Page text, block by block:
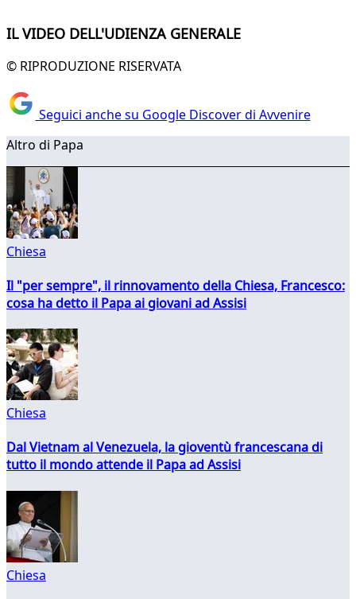
IL VIDEO DELL'UDIENZA GENERALE
© RIPRODUZIONE RISERVATA
Seguici anche su Google Discover di Avvenire
Altro di Papa
Chiesa
Il "per sempre", il rinnovamento della Chiesa, Francesco:
cosa ha detto il Papa ai giovani ad Assisi
Chiesa
Dal Vietnam al Venezuela, la gioventù francescana di
tutto il mondo attende il Papa ad Assisi
Chiesa